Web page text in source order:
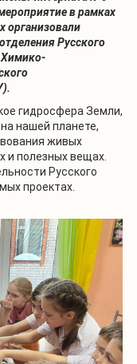
в рамках
организовали
Русского
Химико-
гидросфера Земли,
нашей планете,
живых
и полезных вещах.
Русского
проектах.